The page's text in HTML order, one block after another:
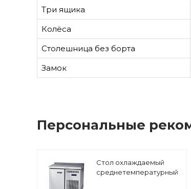
Три ящика
Колёса
Столешница без борта
Замок
Персональные
Стол охлаждаемый
среднетемпературный